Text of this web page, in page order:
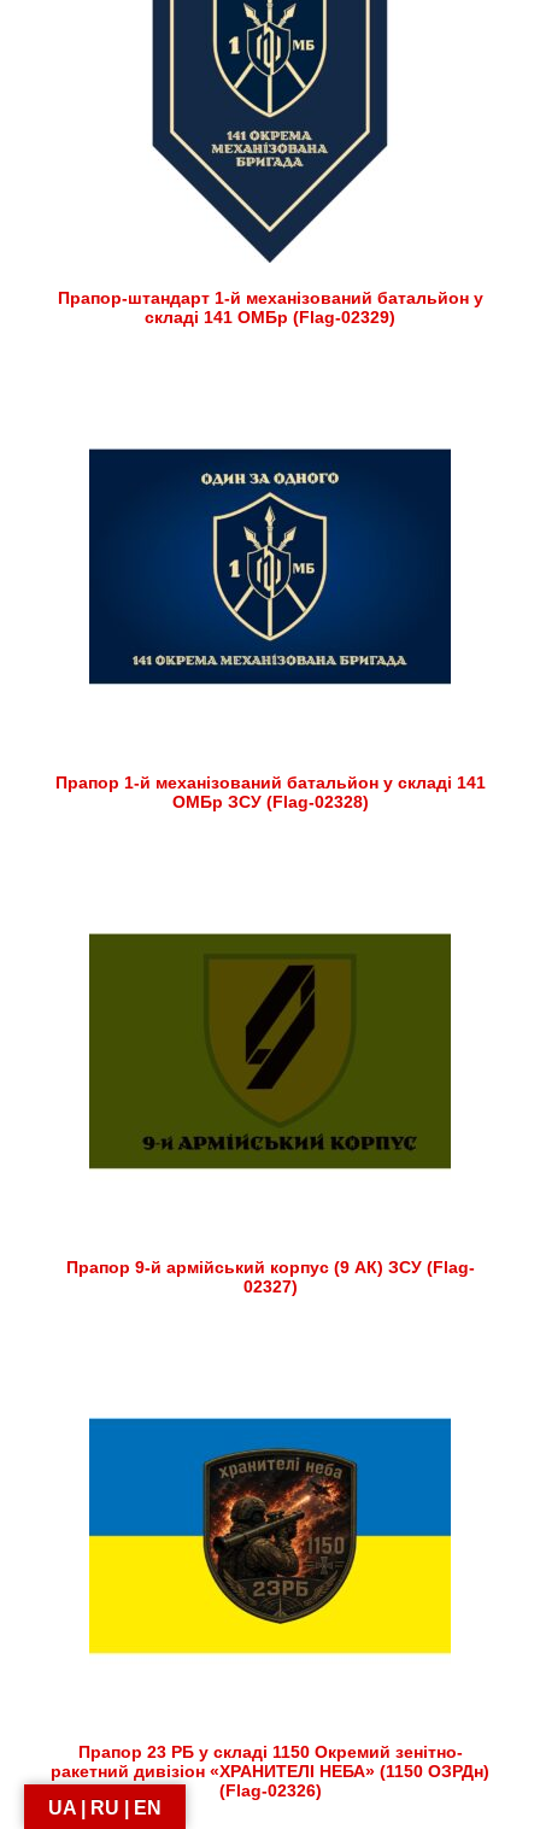
Прапор-штандарт 1-й механізований батальйон у
складі 141 ОМБр (Flag-02329)
Прапор 1-й механізований батальйон у складі 141
ОМБр ЗСУ (Flag-02328)
Прапор 9-й армійський корпус (9 АК) ЗСУ (Flag-
02327)
Прапор 23 РБ у складі 1150 Окремий зенітно-
ракетний дивізіон «ХРАНИТЕЛІ НЕБА» (1150 ОЗРДн)
(Flag-02326)
UA | RU | EN